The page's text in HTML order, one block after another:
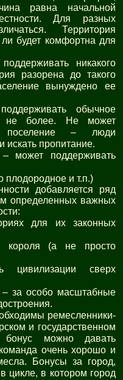
равна начальной
Для разных
Территория
будет комфортна для
никакого
разорена до такого
вынуждено ее
обычное
не более. Не может
поселение – люди
искать пропитание.
может поддерживать
плодородное и т.п.)
добавляется ряд
определенных важных
для их законных
короля (а не просто
сверх
за особо масштабные
ремесленники-
и государственном
бонус можно давать
очень хорошо и
Бонусы за город,
цикле, в котором город